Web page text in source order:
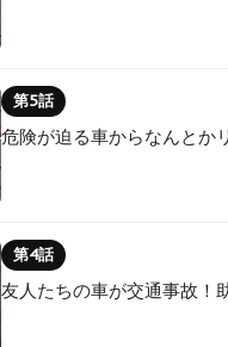
第5話
危険が迫る車からなんとか
第4話
友人たちの車が交通事故！